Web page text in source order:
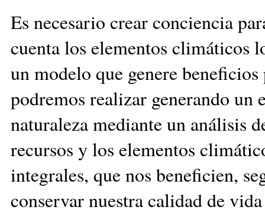
Es necesario crear conciencia
cuenta los elementos climáticos
un modelo que genere
podremos realizar generando
naturaleza mediante un análisis
recursos y los elementos
integrales, que nos beneficien,
conservar nuestra calidad de